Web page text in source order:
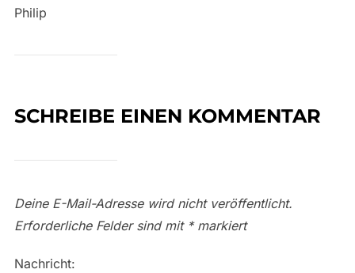
Philip
SCHREIBE EINEN KOMMENTAR
Deine E-Mail-Adresse wird nicht veröffentlicht.
Erforderliche Felder sind mit *markiert
Nachricht: